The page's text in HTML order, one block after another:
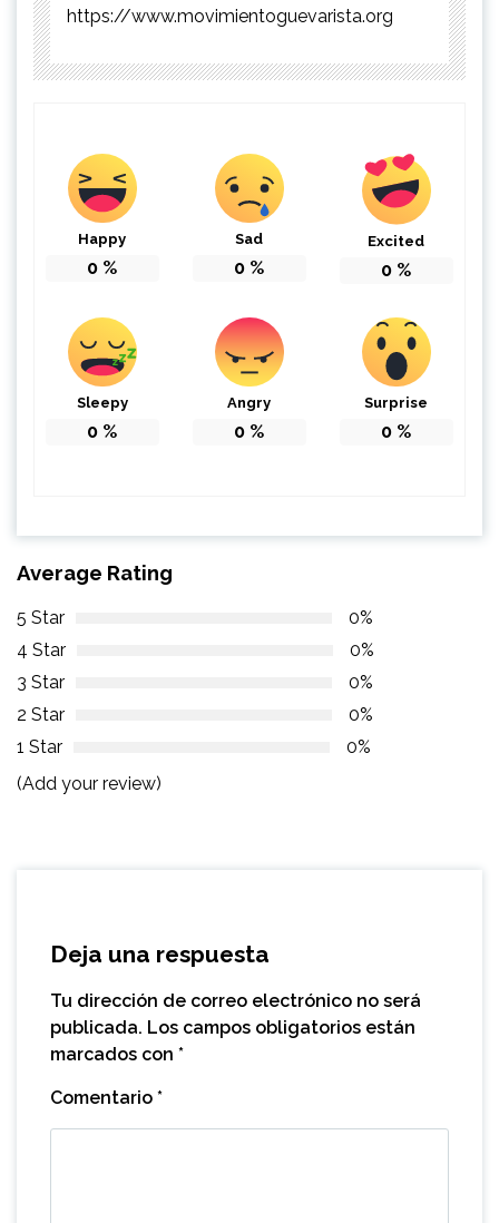
https://www.movimientoguevarista.org
Happy
0 %
Sad
0 %
Excited
0 %
Sleepy
0 %
Angry
0 %
Surprise
0 %
Average Rating
5 Star
0%
4 Star
0%
3 Star
0%
2 Star
0%
1 Star
0%
(Add your review)
Deja una respuesta
Tu dirección de correo electrónico no será
publicada. Los campos obligatorios están
marcados con *
Comentario *